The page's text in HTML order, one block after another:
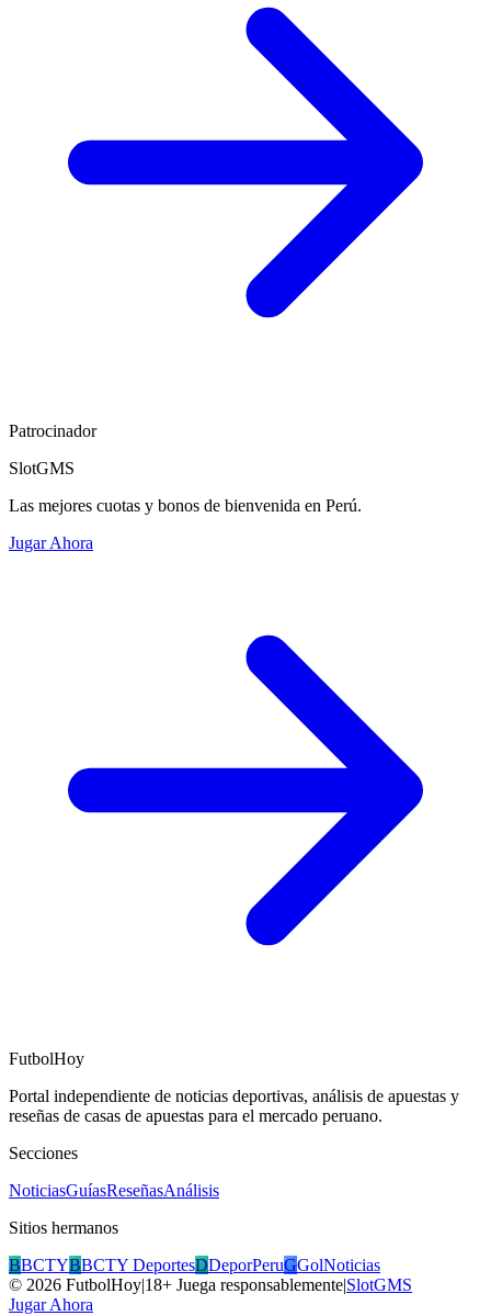
Patrocinador
SlotGMS
Las mejores cuotas y bonos de bienvenida en Perú.
Jugar Ahora
FutbolHoy
Portal independiente de noticias deportivas, análisis de apuestas y
reseñas de casas de apuestas para el mercado peruano.
Secciones
NoticiasGuíasReseñasAnálisis
Sitios hermanos
BBCTYBBCTY DeportesDDeporPeruGGolNoticias
© 2026 FutbolHoy|18+ Juega responsablemente|SlotGMS
Jugar Ahora